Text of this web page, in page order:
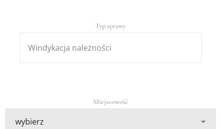
Typ sprawy
Miejscowość